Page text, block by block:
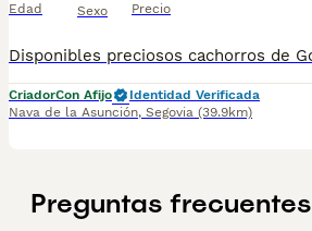
Edad Sexo Precio
CriadorCon Afijo
Identidad Verificada
Nava de la Asunción, Segovia (39.9km)
Preguntas frecuentes